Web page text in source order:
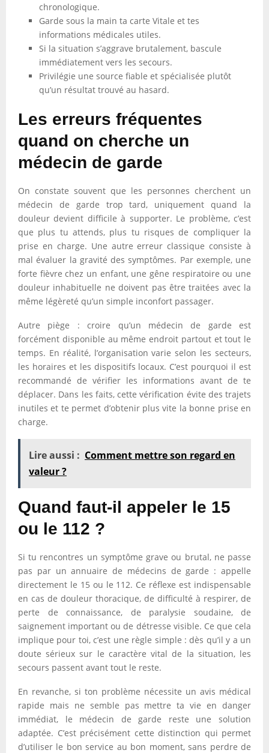
chronologique.
Garde sous la main ta carte Vitale et tes
informations médicales utiles.
Si la situation s’aggrave brutalement, bascule
immédiatement vers les secours.
Privilégie une source fiable et spécialisée plutôt
qu’un résultat trouvé au hasard.
Les erreurs fréquentes
quand on cherche un
médecin de garde
On constate souvent que les personnes cherchent un
médecin de garde trop tard, uniquement quand la
douleur devient difficile à supporter. Le problème, c’est
que plus tu attends, plus tu risques de compliquer la
prise en charge. Une autre erreur classique consiste à
mal évaluer la gravité des symptômes. Par exemple, une
forte fièvre chez un enfant, une gêne respiratoire ou une
douleur inhabituelle ne doivent pas être traitées avec la
même légèreté qu’un simple inconfort passager.
Autre piège : croire qu’un médecin de garde est
forcément disponible au même endroit partout et tout le
temps. En réalité, l’organisation varie selon les secteurs,
les horaires et les dispositifs locaux. C’est pourquoi il est
recommandé de vérifier les informations avant de te
déplacer. Dans les faits, cette vérification évite des trajets
inutiles et te permet d’obtenir plus vite la bonne prise en
charge.
Lire aussi : Comment mettre son regard en
valeur ?
Quand faut-il appeler le 15
ou le 112 ?
Si tu rencontres un symptôme grave ou brutal, ne passe
pas par un annuaire de médecins de garde : appelle
directement le 15 ou le 112. Ce réflexe est indispensable
en cas de douleur thoracique, de difficulté à respirer, de
perte de connaissance, de paralysie soudaine, de
saignement important ou de détresse visible. Ce que cela
implique pour toi, c’est une règle simple : dès qu’il y a un
doute sérieux sur le caractère vital de la situation, les
secours passent avant tout le reste.
En revanche, si ton problème nécessite un avis médical
rapide mais ne semble pas mettre ta vie en danger
immédiat, le médecin de garde reste une solution
adaptée. C’est précisément cette distinction qui permet
d’utiliser le bon service au bon moment, sans perdre de